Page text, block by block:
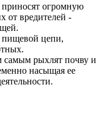
приносят огромную
от вредителей -
пищевой цепи,
самым рыхлят почву и
насыщая ее